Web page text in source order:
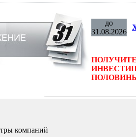
до
31.08.2026
ПОЛОВИНЫ
компаний